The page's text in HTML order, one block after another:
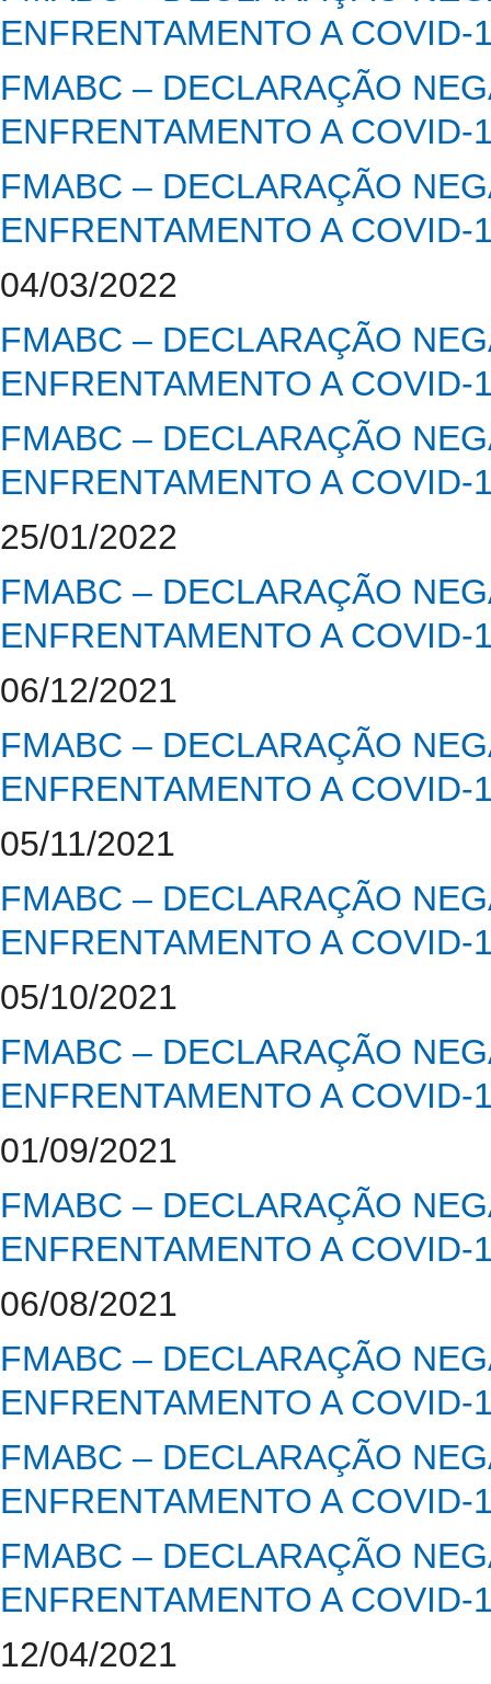
ENFRENTAMENTO A COVID-
FMABC – DECLARAÇÃO
ENFRENTAMENTO A COVID-
FMABC – DECLARAÇÃO
ENFRENTAMENTO A COVID-
04/03/2022
FMABC – DECLARAÇÃO
ENFRENTAMENTO A COVID-
FMABC – DECLARAÇÃO
ENFRENTAMENTO A COVID-
25/01/2022
FMABC – DECLARAÇÃO
ENFRENTAMENTO A COVID-
06/12/2021
FMABC – DECLARAÇÃO
ENFRENTAMENTO A COVID-
05/11/2021
FMABC – DECLARAÇÃO
ENFRENTAMENTO A COVID-
05/10/2021
FMABC – DECLARAÇÃO
ENFRENTAMENTO A COVID-
01/09/2021
FMABC – DECLARAÇÃO
ENFRENTAMENTO A COVID-
06/08/2021
FMABC – DECLARAÇÃO
ENFRENTAMENTO A COVID-
FMABC – DECLARAÇÃO
ENFRENTAMENTO A COVID-
FMABC – DECLARAÇÃO
ENFRENTAMENTO A COVID-
12/04/2021